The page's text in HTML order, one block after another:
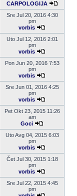
CARPOLOGIJA
Sre Jul 20, 2016 4:30
pm
vorbis
Pogledaj
poslednji
Uto Jul 12, 2016 2:01
pm
vorbis
Pogledaj
poslednji
Pon Jun 20, 2016 7:53
pm
vorbis
Pogledaj
poslednji
Sre Jun 01, 2016 4:25
pm
vorbis
Pogledaj
poslednji
Pet Okt 23, 2015 11:26
am
Goci
Pogledaj
poslednji
Uto Avg 04, 2015 6:03
pm
vorbis
Pogledaj
poslednji
Čet Jul 30, 2015 1:18
pm
vorbis
Pogledaj
poslednji
Sre Jul 22, 2015 4:45
pm